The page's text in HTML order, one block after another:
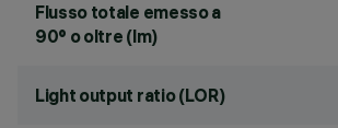
Flusso totale emesso a
90° o oltre (lm)
Light output ratio (LOR)